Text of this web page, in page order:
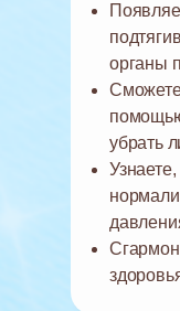
органы
убрать